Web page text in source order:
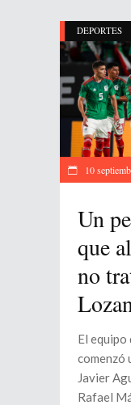
DEPORTES
10
Un
que
no
El
comenzó
Javier
Rafael